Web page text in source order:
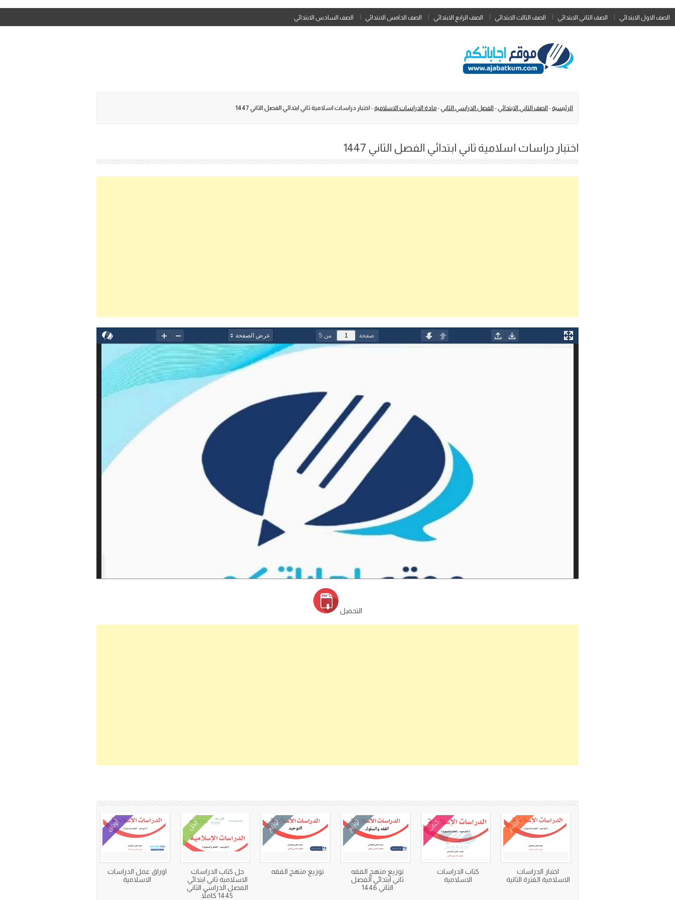
Skip
to
الصف الاول الابتدائي الصف الثاني الابتدائي الصف الثالث الابتدائي الصف الرابع الابتدائي الصف الخامس الابتدائي الصف السادس الابتدائي
الرئيسية - الصف الثاني الابتدائي - الفصل الدراسي الثاني -مادة الدراسات الاسلامية - اختبار دراسات اسلامية ثاني ابتدائي الفصل الثاني 1447
اختبار دراسات اسلامية ثاني ابتدائي الفصل الثاني 1447
التحميل
اختبار
اختبار الدراسات
الاسلامية الفترة الثانية
كتاب
كتاب الدراسات
الاسلامية
توزيع
توزيع منهج الفقه
ثاني ابتدائي الفصل
الثاني 1446
توزيع
توزيع منهج الفقه
الحل
حل كتاب الدراسات
الاسلامية ثاني ابتدائي
الفصل الدراسي الثاني
1445 كاملاً
أوراق
اوراق عمل الدراسات
الاسلامية